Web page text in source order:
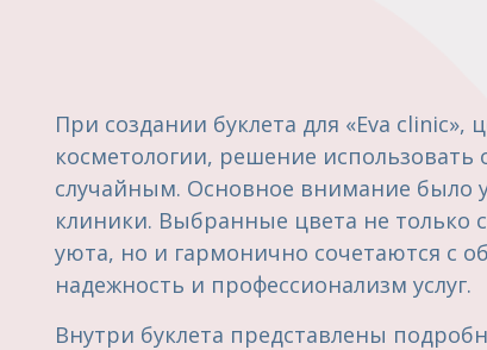
При создании буклета для «Eva
косметологии, решение
случайным. Основное внимание было
клиники. Выбранные цвета не
уюта, но и гармонично сочетаются с
надежность и профессионализм услуг.
Внутри буклета представлены